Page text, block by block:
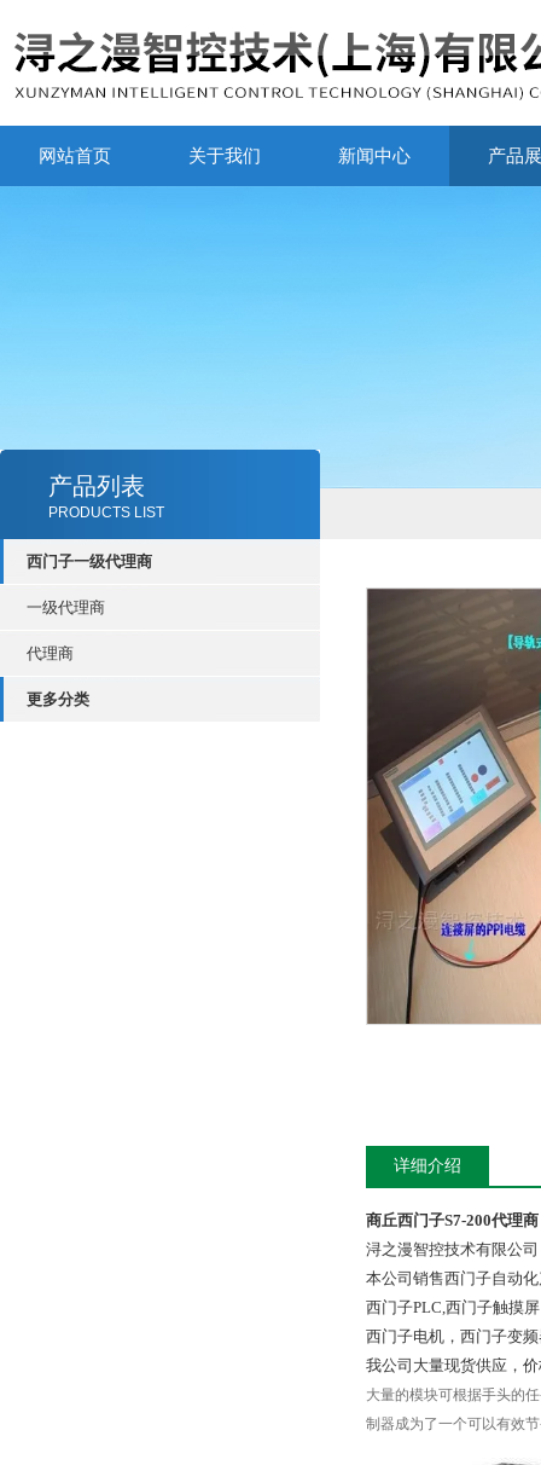
网站首页 关于我们 新闻中心 产品
产品列表
PRODUCTS LIST
西门子一级代理商
一级代理商
代理商
更多分类
详细介绍
商丘西门子S7-200代理商
浔之漫智控技术有限公
本公司销售西门子自动
西门子PLC,西门子触摸
西门子电机，西门子变
我公司大量现货供应，
大量的模块可根据手头的
制器成为了一个可以有效